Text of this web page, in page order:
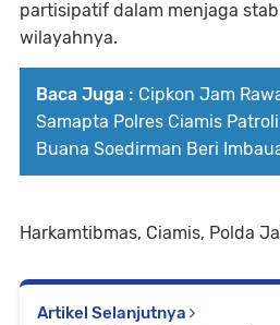
partisipatif dalam menjaga
wilayahnya.
Baca Juga : Cipkon Jam
Samapta Polres Ciamis
Buana Soedirman Beri
Harkamtibmas, Ciamis, Polda
Artikel Selanjutnya